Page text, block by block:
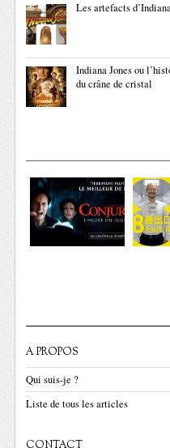
Les artefacts
Indiana Jones ou
du crâne de cristal
A PROPOS
Qui suis-je ?
Liste de tous les articles